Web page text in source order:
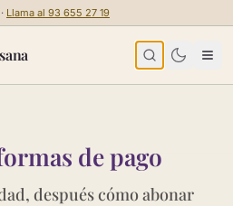
Llama al 93 655 27 19
de pago
después cómo abonar